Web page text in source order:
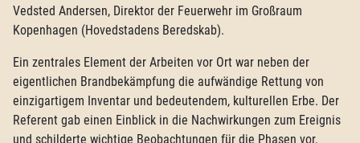
Vedsted Andersen, Direktor der Feuerwehr im Großraum
Kopenhagen (Hovedstadens Beredskab).
Ein zentrales Element der Arbeiten vor Ort war neben der
eigentlichen Brandbekämpfung die aufwändige Rettung von
einzigartigem Inventar und bedeutendem, kulturellen Erbe. Der
Referent gab einen Einblick in die Nachwirkungen zum Ereignis
und schilderte wichtige Beobachtungen für die Phasen vor,